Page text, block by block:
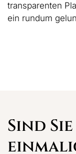
transparenten
ein rundum
Sind